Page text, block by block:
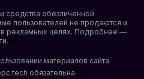
средства обезличенной
пользователей не продаются и
рекламных целях. Подробнее —
.
материалов сайта
обязательна.